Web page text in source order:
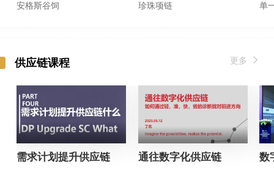
安格斯谷饲 珍珠项链 单
供应链课程 更多
需求计划提升供应链 通往数字化供应链 数